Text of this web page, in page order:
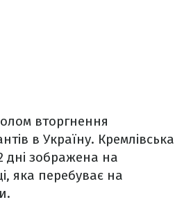
вторгнення
в Україну. Кремлівська
дні зображена на
яка перебуває на